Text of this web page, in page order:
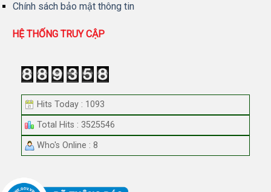
Chính sách bảo mật thông tin
HỆ THỐNG TRUY CẬP
Hits Today : 1093
Total Hits : 3525546
Who's Online : 8